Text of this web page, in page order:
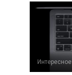
Интересное